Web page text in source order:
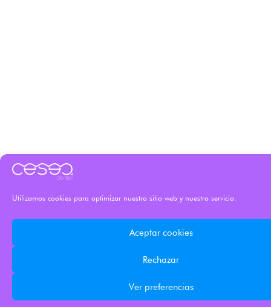
Utilizamos cookies para optimizar nuestro sitio web y nuestro servicio.
Aceptar cookies
Rechazar
Ver preferencias